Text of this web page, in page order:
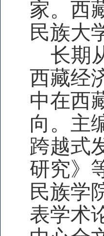
家。西
民族大
长期
西藏经
中在西
向。主
跨越式
研究》
民族学
表学术